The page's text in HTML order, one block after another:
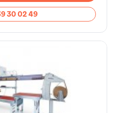
30 02 49